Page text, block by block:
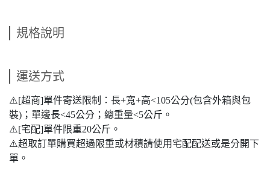
規格說明
運送方式
⚠️[超商]單件寄送限制：長+寬+高<105公分(包含外箱與包
裝)；單邊長<45公分；總重量<5公斤。
⚠️[宅配]單件限重20公斤。
⚠️超取訂單購買超過限重或材積請使用宅配配送或是分開下
單。